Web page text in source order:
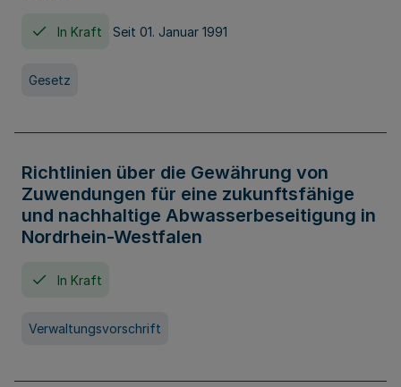
In Kraft Seit 01. Januar 1991
Gesetz
Richtlinien über die Gewährung von
Zuwendungen für eine zukunftsfähige
und nachhaltige Abwasserbeseitigung in
Nordrhein-Westfalen
In Kraft
Verwaltungsvorschrift